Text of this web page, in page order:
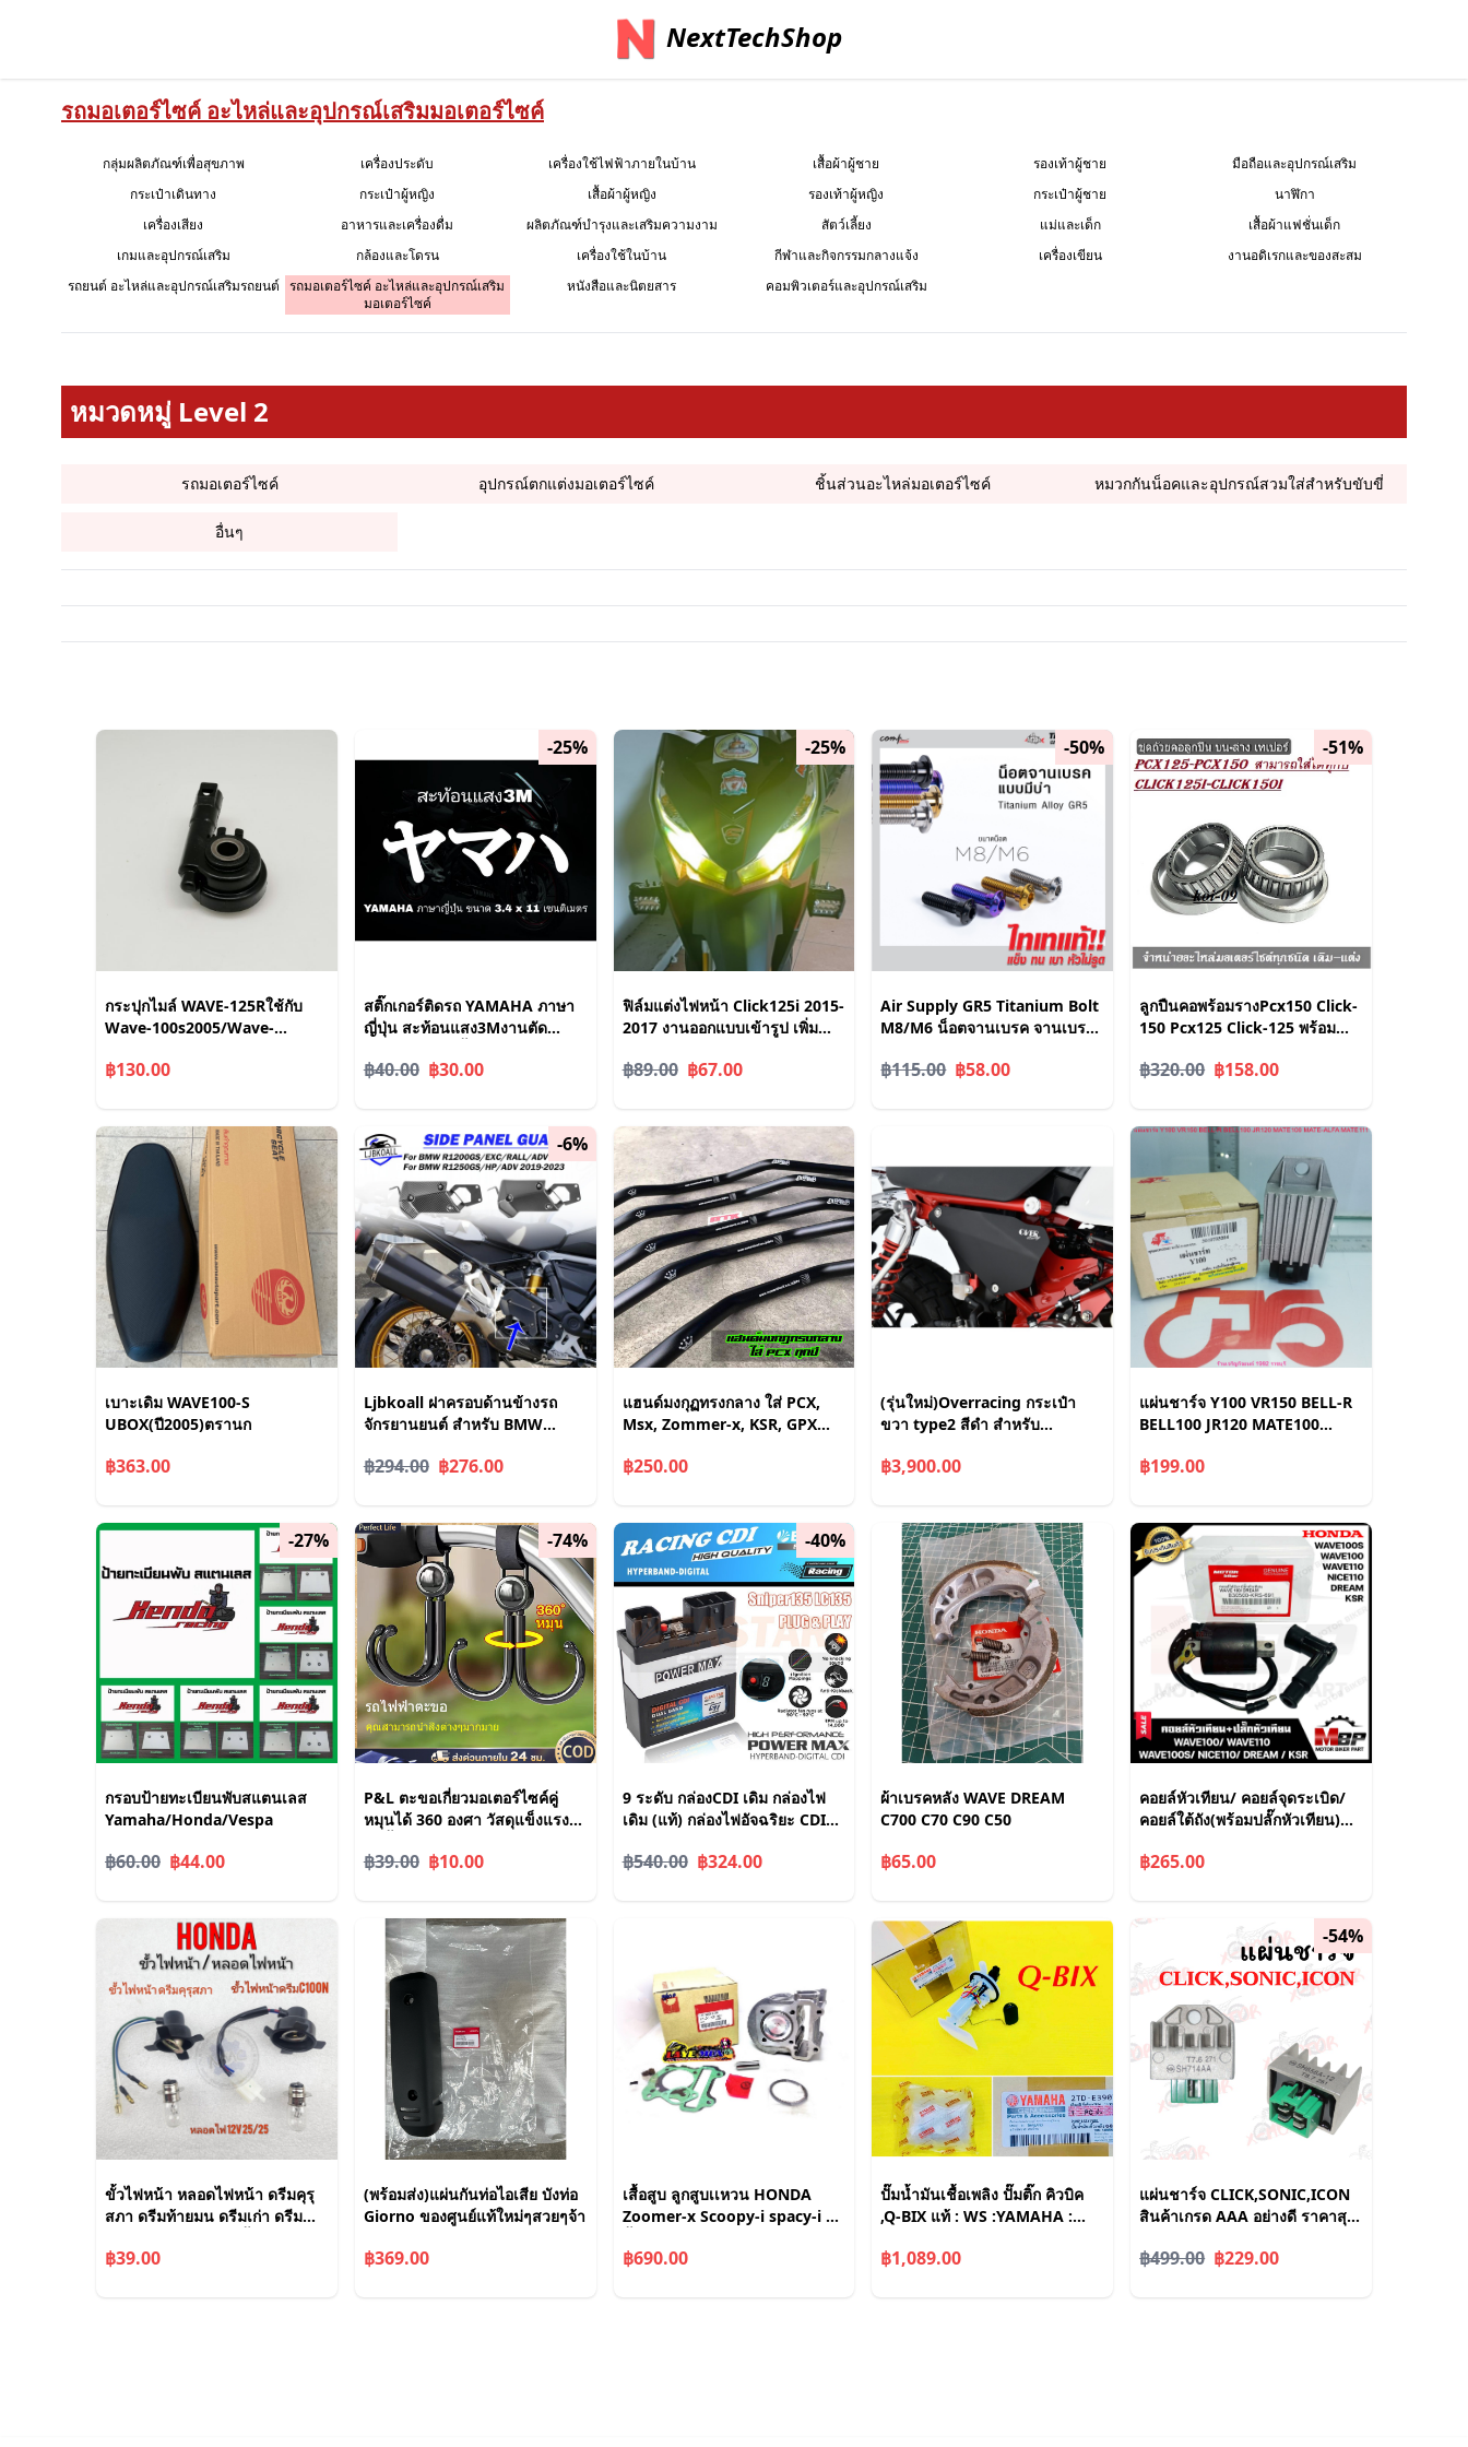
NextTechShop
รถมอเตอร์ไซค์ อะไหล่และอุปกรณ์เสริมมอเตอร์ไซค์
กลุ่มผลิตภัณฑ์เพื่อสุขภาพ เครื่องประดับ เครื่องใช้ไฟฟ้าภายในบ้าน เสื้อผ้าผู้ชาย รองเท้าผู้ชาย
มือถือและอุปกรณ์เสริม
กระเป๋าเดินทาง
กระเป๋าผู้หญิง เสื้อผ้าผู้หญิง รองเท้าผู้หญิง กระเป๋าผู้ชาย
นาฬิกา
เครื่องเสียง
อาหารและเครื่องดื่ม ผลิตภัณฑ์บำรุงและเสริมความงาม สัตว์เลี้ยง แม่และเด็ก
เสื้อผ้าแฟชั่นเด็ก
เกมและอุปกรณ์เสริม
กล้องและโดรน เครื่องใช้ในบ้าน กีฬาและกิจกรรมกลางแจ้ง เครื่องเขียน
งานอดิเรกและของสะสม
รถยนต์ อะไหล่และอุปกรณ์เสริมรถยนต์ รถมอเตอร์ไซค์ อะไหล่และอุปกรณ์เสริม
มอเตอร์ไซค์
หนังสือและนิตยสาร คอมพิวเตอร์และอุปกรณ์เสริม
หมวดหมู่ Level 2
รถมอเตอร์ไซค์ อุปกรณ์ตกแต่งมอเตอร์ไซค์ ชิ้นส่วนอะไหล่มอเตอร์ไซค์ หมวกกันน็อคและอุปกรณ์สวมใส่สำหรับขับขี่
อื่นๆ
กระปุกไมล์ WAVE-125Rใช้กับ
Wave-100s2005/Wave-
฿130.00
-25%
สติ๊กเกอร์ติดรถ YAMAHA ภาษา
ญี่ปุ่น สะท้อนแสง3Mงานตัด
฿40.00 ฿30.00
-25%
ฟิล์มแต่งไฟหน้า Click125i 2015-
2017 งานออกแบบเข้ารูป เพิ่ม
คุณ
฿89.00 ฿67.00
-50%
Air Supply GR5 Titanium Bolt
M8/M6 น็อตจานเบรค จานเบรก
แต่ง น๊อตซิ่ง น้อตไทเท
฿115.00 ฿58.00
-51%
ลูกปืนคอพร้อมรางPcx150 Click-
150 Pcx125 Click-125 พร้อม
ลูกปืน พีซีเอ็ก125 พีซีเอ็ก150
฿320.00 ฿158.00
เบาะเดิม WAVE100-S
UBOX(ปี2005)ตรานก
฿363.00
-6%
Ljbkoall ฝาครอบด้านข้างรถ
จักรยานยนต์ สําหรับ BMW
2019 R1250GS 2020 2021 2022
฿294.00 ฿276.00
แฮนด์มงกุฏทรงกลาง ใส่ PCX,
Msx, Zommer-x, KSR, GPX
฿250.00
(รุ่นใหม่)Overracing กระเป๋า
ขวา type2 สีดำ สำหรับ
฿3,900.00
แผ่นชาร์จ Y100 VR150 BELL-R
BELL100 JR120 MATE100
Regulator สำหรับรถมอเตอร์ไซค์
฿199.00
-27%
กรอบป้ายทะเบียนพับสแตนเลส
Yamaha/Honda/Vespa
฿60.00 ฿44.00
-74%
P&L ตะขอเกี่ยวมอเตอร์ไซค์คู่
หมุนได้ 360 องศา วัสดุแข็งแรง
฿39.00 ฿10.00
-40%
9 ระดับ กล่องCDI เดิม กล่องไฟ
เดิม (แท้) กล่องไฟอัจฉริยะ CDI
Racing CDI 100% เล่นและปลั๊ก
฿540.00 ฿324.00
ผ้าเบรคหลัง WAVE DREAM
C700 C70 C90 C50
฿65.00
คอยล์หัวเทียน/ คอยล์จุดระเบิด/
คอยล์ใต้ถัง(พร้อมปลั๊กหัวเทียน)
WAVE110/ WAVE100S/
฿265.00
ขั้วไฟหน้า หลอดไฟหน้า ดรีมคุรุ
สภา ดรีมท้ายมน ดรีมเก่า ดรีม
honda dream100
฿39.00
(พร้อมส่ง)แผ่นกันท่อไอเสีย บังท่อ
Giorno ของศูนย์แท้ใหม่ๆสวยๆจ้า
฿369.00
เสื้อสูบ ลูกสูบเเหวน HONDA
Zoomer-x Scoopy-i spacy-i สกู
รหัส KZL
฿690.00
ปั๊มน้ำมันเชื้อเพลิง ปั๊มติ๊ก คิวบิค
,Q-BIX แท้ : WS :YAMAHA :
฿1,089.00
-54%
แผ่นชาร์จ CLICK,SONIC,ICON
สินค้าเกรด AAA อย่างดี ราคาสุด
฿499.00 ฿229.00